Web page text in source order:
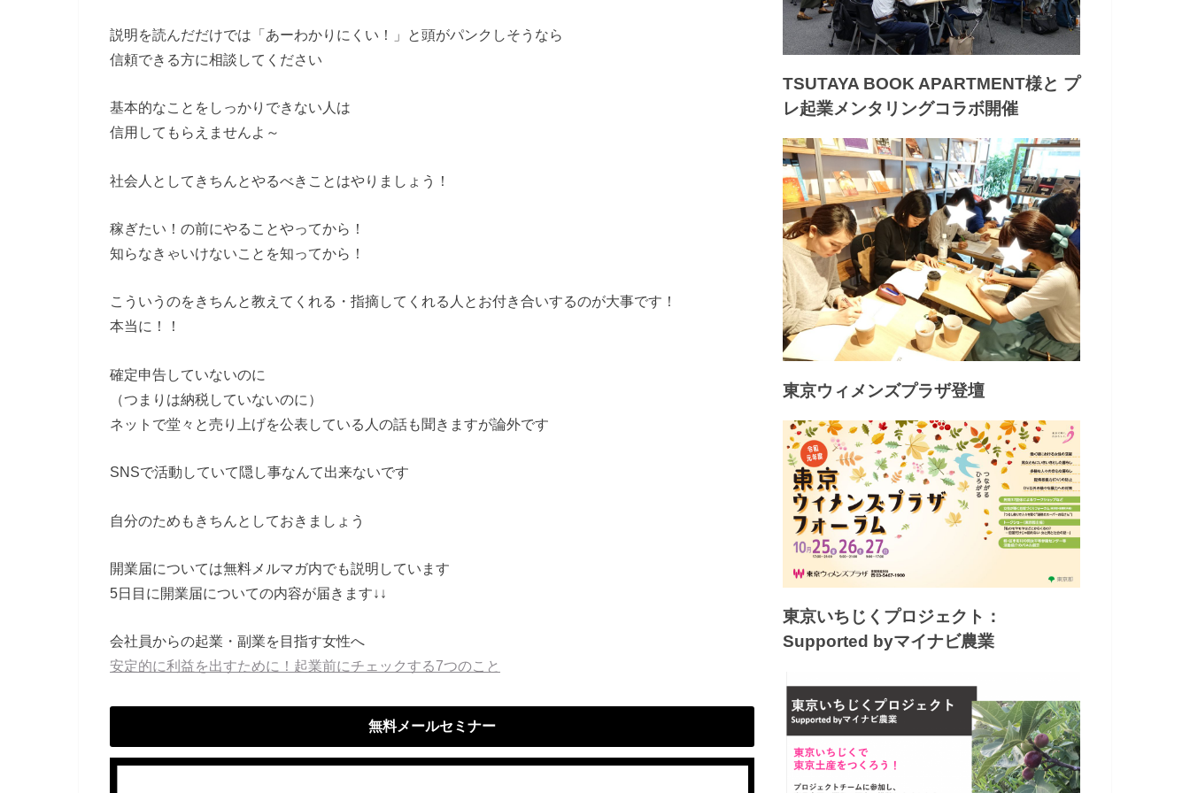
説明を読んだだけでは「あーわかりにくい！」と頭がパンクしそうなら
信頼できる方に相談してください
基本的なことをしっかりできない人は
信用してもらえませんよ～
社会人としてきちんとやるべきことはやりましょう！
稼ぎたい！の前にやることやってから！
知らなきゃいけないことを知ってから！
こういうのをきちんと教えてくれる・指摘してくれる人とお付き合いするのが大事です！
本当に！！
確定申告していないのに
（つまりは納税していないのに）
ネットで堂々と売り上げを公表している人の話も聞きますが論外です
SNSで活動していて隠し事なんて出来ないです
自分のためもきちんとしておきましょう
開業届については無料メルマガ内でも説明しています
5日目に開業届についての内容が届きます↓↓
会社員からの起業・副業を目指す女性へ
安定的に利益を出すために！起業前にチェックする7つのこと
無料メールセミナー
TSUTAYA BOOK APARTMENT様と プ
レ起業メンタリングコラボ開催
東京ウィメンズプラザ登壇
東京いちじくプロジェクト：
Supported byマイナビ農業